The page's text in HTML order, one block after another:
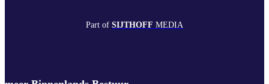
Part of SIJTHOFF MEDIA